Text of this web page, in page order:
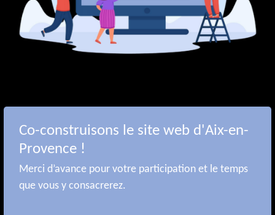
Co-construisons le site web d'Aix-en-
Provence !
Merci d’avance pour votre participation et le temps
que vous y consacrerez.